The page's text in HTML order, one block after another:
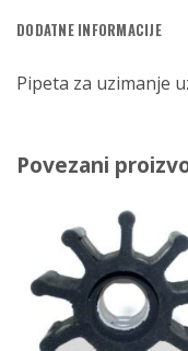
DODATNE INFORMACIJE
Pipeta za uzimanje
Povezani